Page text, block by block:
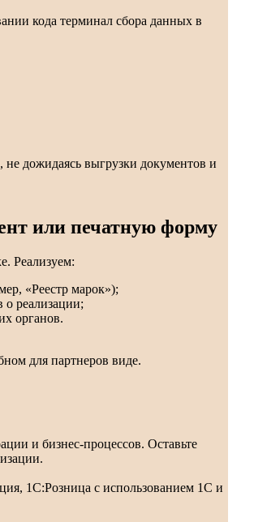
кода терминал сбора данных в
не дожидаясь выгрузки документов и
или печатную форму
Реализуем:
«Реестр марок»);
о реализации;
органов.
для партнеров виде.
и бизнес-процессов. Оставьте
1С:Розница с использованием 1С и